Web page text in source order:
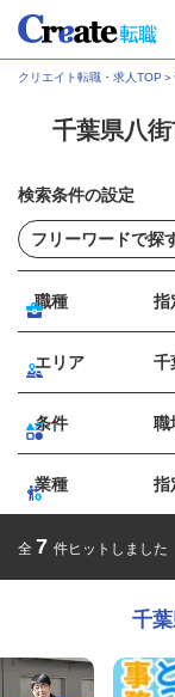
クリエイト転職・求人TOP ＞
千葉県八
検索条件の設定
職種 指
エリア 千
条件 職
業種 指
全 7 件ヒットしました
千